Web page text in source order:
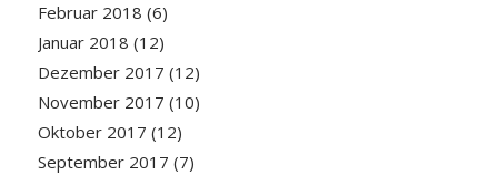
Februar 2018 (6)
Januar 2018 (12)
Dezember 2017 (12)
November 2017 (10)
Oktober 2017 (12)
September 2017 (7)